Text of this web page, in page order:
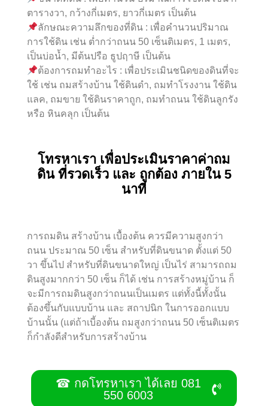
ตารางวา, กว้างกี่เมตร, ยาวกี่เมตร เป็นต้น
ลักษณะความลึกของที่ดิน : เพื่อคำนวนปริมาณ
การใช้ดิน เช่น ต่ำกว่าถนน 50 เซ็นติเมตร, 1 เมตร,
เป็นบ่อน้ำ, มีต้นปรือ ธูปฤาษี เป็นต้น
ต้องการถมทำอะไร : เพื่อประเมินชนิดของดินที่จะ
ใช้ เช่น ถมสร้างบ้าน ใช้ดินดำ, ถมทำโรงงาน ใช้ดิน
แลค, ถมขาย ใช้ดินราคาถูก, ถมทำถนน ใช้ดินลูกรัง
หรือ หินคลุก เป็นต้น
โทรหาเรา เพื่อประเมินราคาค่าถม
ดิน ที่รวดเร็ว และ ถูกต้อง ภายใน 5
นาที
การถมดิน สร้างบ้าน เบื้องต้น ควรมีความสูงกว่า
ถนน ประมาณ 50 เซ็น สำหรับที่ดินขนาด ตั้งแต่ 50
วา ขึ้นไป สำหรับที่ดินขนาดใหญ่ เป็นไร่ สามารถถม
ดินสูงมากกว่า 50 เซ็น ก็ได้ เช่น การสร้างหมู่บ้าน ก็
จะมีการถมดินสูงกว่าถนนเป็นเมตร แต่ทั้งนี้ทั้งนั้น
ต้องขึ้นกับแบบบ้าน และ สถาปนิก ในการออกแบบ
บ้านนั้น (แต่ถ้าเบี้องต้น ถมสูงกว่าถนน 50 เซ็นติเมตร
ก็กำลังดีสำหรับการสร้างบ้าน
☎ กดโทรหาเรา ได้เลย 081
550 6003